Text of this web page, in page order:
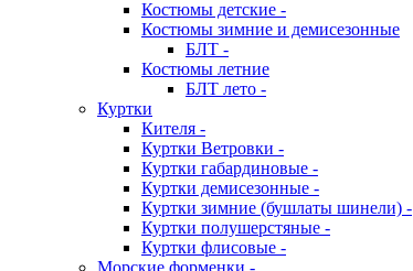
Костюмы детские -
Костюмы зимние и демисезонные
БЛТ -
Костюмы летние
БЛТ лето -
Куртки
Кителя -
Куртки Ветровки -
Куртки габардиновые -
Куртки демисезонные -
Куртки зимние (бушлаты шинели) -
Куртки полушерстяные -
Куртки флисовые -
Морские форменки -